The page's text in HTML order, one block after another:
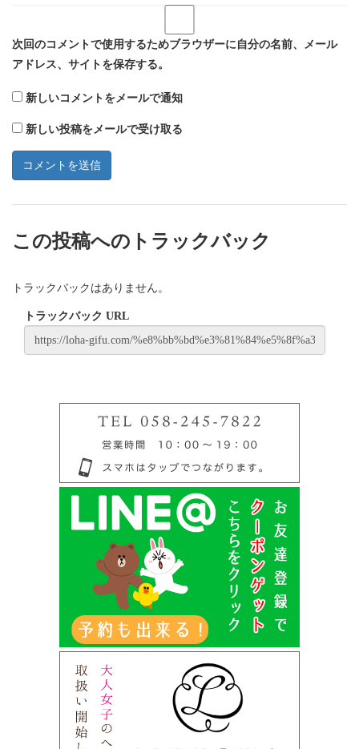
次回のコメントで使用するためブラウザーに自分の名前、メール
アドレス、サイトを保存する。
新しいコメントをメールで通知
新しい投稿をメールで受け取る
この投稿へのトラックバック
トラックバックはありません。
トラックバック URL